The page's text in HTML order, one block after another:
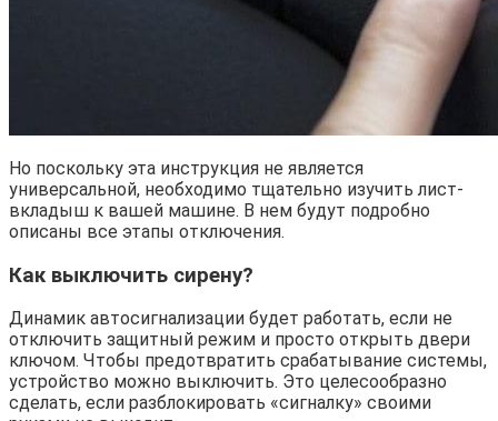
Но поскольку эта инструкция не является
универсальной, необходимо тщательно изучить лист-
вкладыш к вашей машине. В нем будут подробно
описаны все этапы отключения.
Как выключить сирену?
Динамик автосигнализации будет работать, если не
отключить защитный режим и просто открыть двери
ключом. Чтобы предотвратить срабатывание системы,
устройство можно выключить. Это целесообразно
сделать, если разблокировать «сигналку» своими